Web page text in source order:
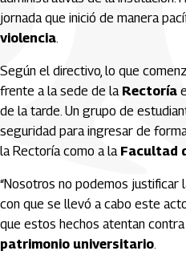
jornada que inició de manera
violencia.
Según el directivo, lo que
frente a la sede de la Rectoría
de la tarde. Un grupo de
seguridad para ingresar de
la Rectoría como a la Facultad
“Nosotros no podemos justificar
con que se llevó a cabo este
que estos hechos atentan
patrimonio universitario.